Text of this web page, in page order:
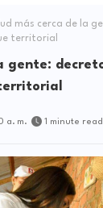
más cerca de la
territorial
gente:
a. m.
1 minute read